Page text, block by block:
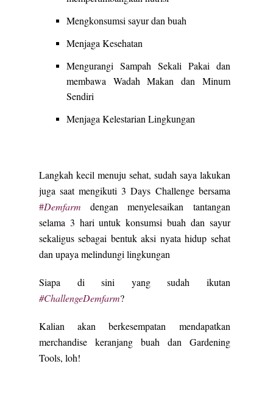
Mengkonsumsi sayur dan buah
Menjaga Kesehatan
Mengurangi Sampah Sekali Pakai dan
membawa Wadah Makan dan Minum
Sendiri
Menjaga Kelestarian Lingkungan
Langkah kecil menuju sehat, sudah saya lakukan
juga saat mengikuti 3 Days Challenge bersama
#Demfarm dengan menyelesaikan tantangan
selama 3 hari untuk konsumsi buah dan sayur
sekaligus sebagai bentuk aksi nyata hidup sehat
dan upaya melindungi lingkungan
Siapa di sini yang sudah ikutan
#ChallengeDemfarm?
Kalian akan berkesempatan mendapatkan
merchandise keranjang buah dan Gardening
Tools, loh!